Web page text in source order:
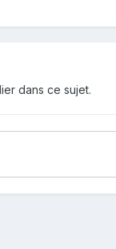
dans ce sujet.